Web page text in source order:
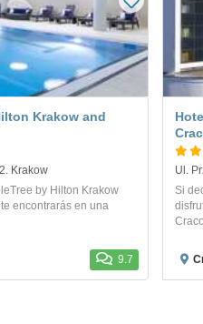
Krakow and
Krakow
by Hilton Krakow
encontrarás en una
9.7
Ul.
Si